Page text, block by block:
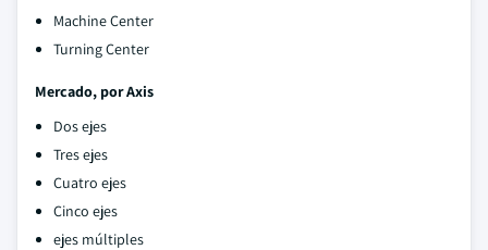
Machine Center
Turning Center
Mercado, por Axis
Dos ejes
Tres ejes
Cuatro ejes
Cinco ejes
ejes múltiples